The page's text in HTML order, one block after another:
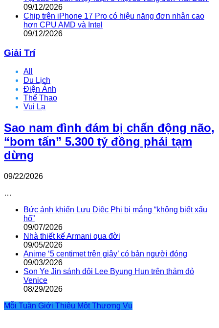
09/12/2026
Chip trên iPhone 17 Pro có hiệu năng đơn nhân cao
hơn CPU AMD và Intel
09/12/2026
Giải Trí
All
Du Lịch
Điện Ảnh
Thể Thao
Vui Lạ
Sao nam đình đám bị chấn động não,
“bom tấn” 5.300 tỷ đồng phải tạm
dừng
09/22/2026
…
Bức ảnh khiến Lưu Diệc Phi bị mắng “không biết xấu
hổ”
09/07/2026
Nhà thiết kế Armani qua đời
09/05/2026
Anime ‘5 centimet trên giây’ có bản người đóng
09/03/2026
Son Ye Jin sánh đôi Lee Byung Hun trên thảm đỏ
Venice
08/29/2026
Mỗi Tuần Giới Thiệu Một Thương Vụ